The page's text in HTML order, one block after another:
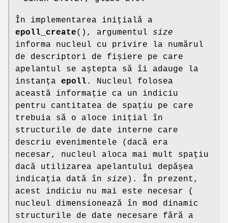
În implementarea inițială a
epoll_create(), argumentul size
informa nucleul cu privire la numărul
de descriptori de fișiere pe care
apelantul se aștepta să îi adauge la
instanța epoll . Nucleul folosea
această informație ca un indiciu
pentru cantitatea de spațiu pe care
trebuia să o aloce inițial în
structurile de date interne care
descriu evenimentele (dacă era
necesar, nucleul aloca mai mult spațiu
dacă utilizarea apelantului depășea
indicația dată în size ). În prezent,
acest indiciu nu mai este necesar (
nucleul dimensionează în mod dinamic
structurile de date necesare fără a